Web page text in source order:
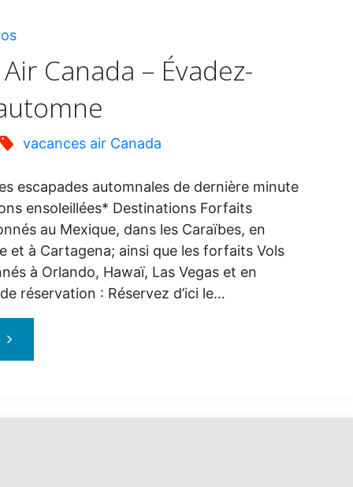
Vols
Canada – Évadez-
vacances air Canada
escapades automnales de dernière minute
ensoleillées* Destinations Forfaits
au Mexique, dans les Caraïbes, en
et à Cartagena; ainsi que les forfaits Vols
à Orlando, Hawaï, Las Vegas et en
réservation : Réservez d’ici le…